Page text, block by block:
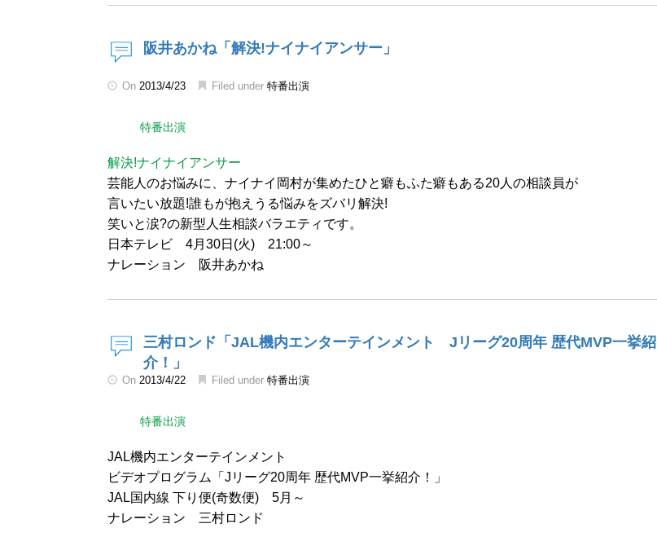
阪井あかね「解決!ナイナイアンサー」
On 2013/4/23 Filed under 特番出演
特番出演
解決!ナイナイアンサー
芸能人のお悩みに、ナイナイ岡村が集めたひと癖もふた癖もある20人の相談員が
言いたい放題!誰もが抱えうる悩みをズバリ解決!
笑いと涙?の新型人生相談バラエティです。
日本テレビ 4月30日(火) 21:00～
ナレーション 阪井あかね
三村ロンド「JAL機内エンターテインメント Jリーグ20周年 歴代MVP一挙紹
介！」
On 2013/4/22 Filed under 特番出演
特番出演
JAL機内エンターテインメント
ビデオプログラム「Jリーグ20周年 歴代MVP一挙紹介！」
JAL国内線 下り便(奇数便) 5月～
ナレーション 三村ロンド